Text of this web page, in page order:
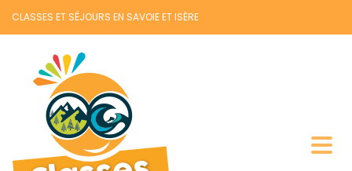
CLASSES ET SÉJOURS EN SAVOIE ET ISÈRE